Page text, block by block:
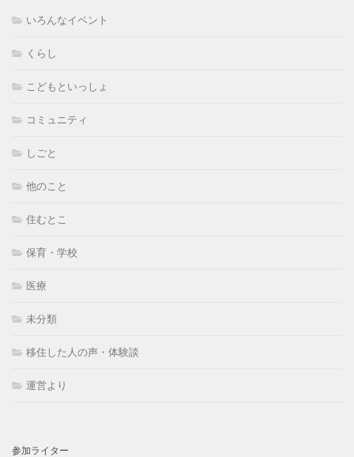
いろんなイベント
くらし
こどもといっしょ
コミュニティ
しごと
他のこと
住むとこ
保育・学校
医療
未分類
移住した人の声・体験談
運営より
参加ライター